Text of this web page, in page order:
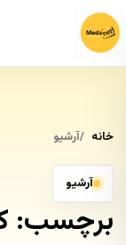
خانه آرشیو
آرشیو
برچسب: